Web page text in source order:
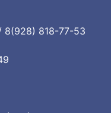
8(928) 818-77-53